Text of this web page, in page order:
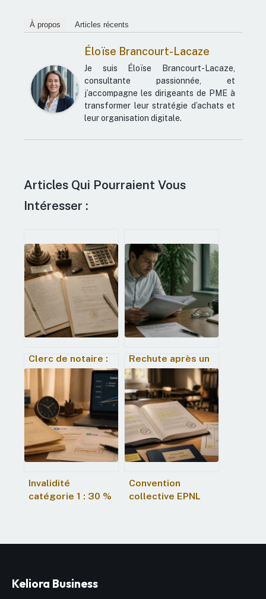
À propos Articles récents
Éloïse Brancourt-Lacaze
Je suis Éloïse Brancourt-Lacaze,
consultante passionnée, et
j’accompagne les dirigeants de PME à
transformer leur stratégie d’achats et
leur organisation digitale.
Articles Qui Pourraient Vous
Intéresser :
Clerc de notaire :
entre prestige et
pression, le bilan
complet du métier
Rechute après un
accident de travail
: procédures,
délais et
protection de vos
droits
Invalidité
catégorie 1 : 30 %
Convention
collective EPNL
Keliora Business